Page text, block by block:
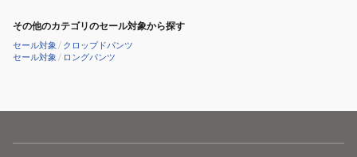
その他のカテゴリのセール対象から探す
セール対象 / クロップドパンツ
セール対象 / ロングパンツ